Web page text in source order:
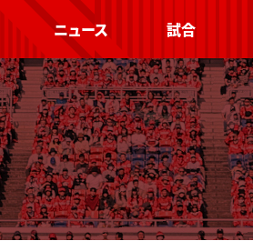
ニュース 試合